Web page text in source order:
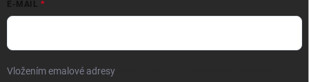
E-MAIL
Vložením emalové adresy